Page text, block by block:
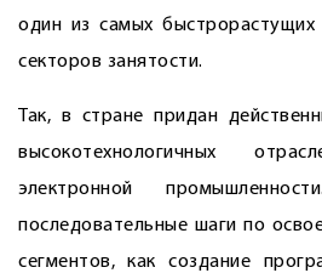
один из самых
секторов занятости.
Так, в стране придан
высокотехнологичных
электронной
последовательные шаги по
сегментов, как создание